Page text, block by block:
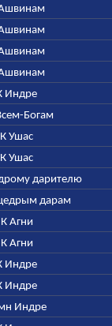
Индре
Богам
Ушас
Ушас
дарителю
дарам
Агни
Агни
Индре
Индре
Индре